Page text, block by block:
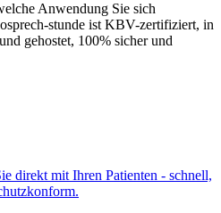
Anwendung Sie sich
stunde ist KBV-zertifiziert, in
gehostet, 100% sicher und
direkt mit Ihren Patienten - schnell,